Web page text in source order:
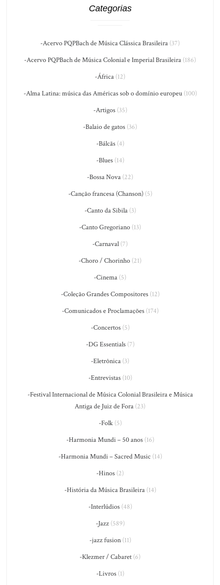
Categorias
-Acervo PQPBach de Música Clássica Brasileira (37)
-Acervo PQPBach de Música Colonial e Imperial Brasileira (186)
-África (12)
-Alma Latina: música das Américas sob o domínio europeu(100)
-Artigos(35)
-Balaio de gatos (36)
-Bálcãs(4)
-Blues(14)
-Bossa Nova (22)
-Canção francesa (Chanson)(5)
-Canto da Sibila(3)
-Canto Gregoriano (13)
-Carnaval (7)
-Choro / Chorinho (21)
-Cinema (5)
-Coleção Grandes Compositores(12)
-Comunicados e Proclamações(174)
-Concertos(5)
-DG Essentials(7)
-Eletrônica (3)
-Entrevistas(10)
-Festival Internacional de Música Colonial Brasileira e Música
Antiga de Juiz de Fora (23)
-Folk(5)
-Harmonia Mundi – 50 anos(16)
-Harmonia Mundi – Sacred Music (14)
-Hinos (2)
-História da Música Brasileira(14)
-Interlúdios(48)
-Jazz(589)
-jazz fusion(11)
-Klezmer / Cabaret (6)
-Livros(1)